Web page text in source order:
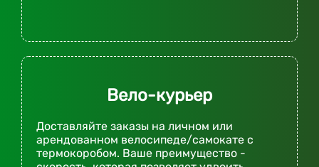
Вело-курьер
Доставляйте заказы на личном или
арендованном велосипеде/самокате с
термокоробом. Ваше преимущество -